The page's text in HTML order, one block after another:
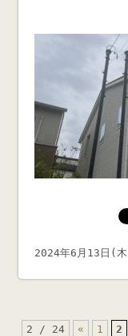
2024年6月13日(
2 / 24 « 1 2